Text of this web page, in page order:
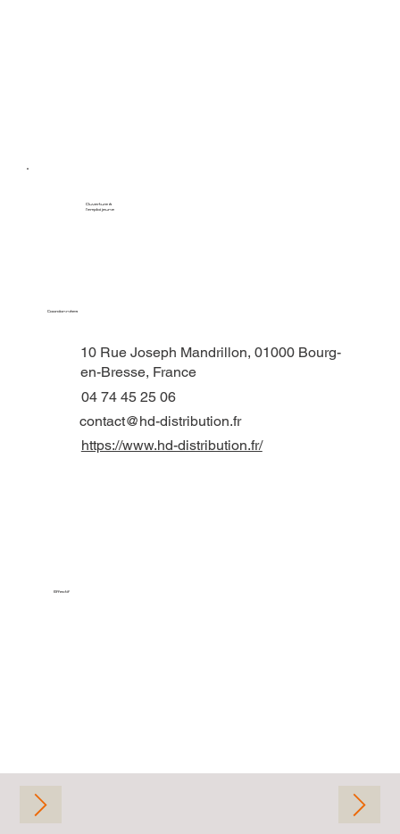
Ouverture à
l'emploi jeune
Coordonnées
contact@hd-distribution.fr
04 74 45 25 06
10 Rue Joseph Mandrillon, 01000 Bourg-
en-Bresse, France
https://www.hd-distribution.fr/
Effectif